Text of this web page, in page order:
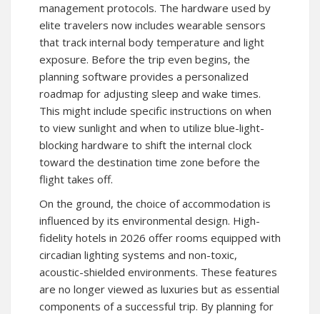
management protocols. The hardware used by
elite travelers now includes wearable sensors
that track internal body temperature and light
exposure. Before the trip even begins, the
planning software provides a personalized
roadmap for adjusting sleep and wake times.
This might include specific instructions on when
to view sunlight and when to utilize blue-light-
blocking hardware to shift the internal clock
toward the destination time zone before the
flight takes off.
On the ground, the choice of accommodation is
influenced by its environmental design. High-
fidelity hotels in 2026 offer rooms equipped with
circadian lighting systems and non-toxic,
acoustic-shielded environments. These features
are no longer viewed as luxuries but as essential
components of a successful trip. By planning for